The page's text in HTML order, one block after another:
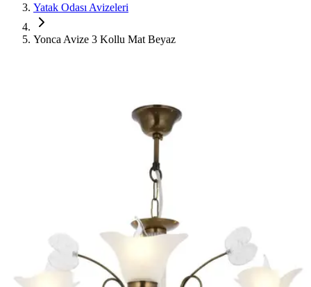
Yatak Odası Avizeleri
Yonca Avize 3 Kollu Mat Beyaz